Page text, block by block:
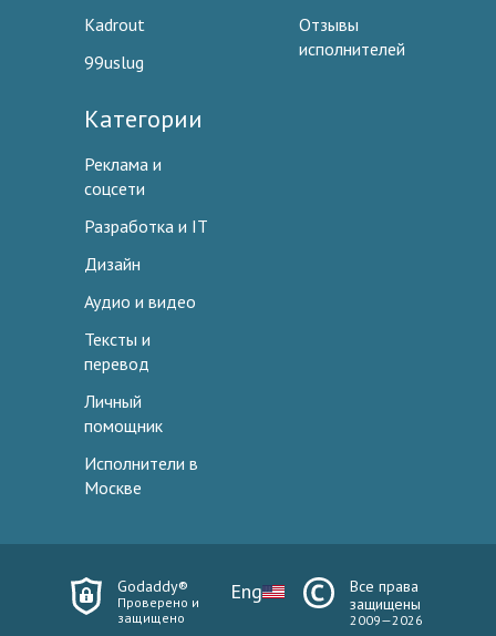
Kadrout
99uslug
Отзывы
исполнителей
Категории
Реклама и
соцсети
Разработка и IT
Дизайн
Аудио и видео
Тексты и
перевод
Личный
помощник
Исполнители в
Москве
Godaddy®
Проверено и
защищено
Eng
Все права
защищены
2009—2026